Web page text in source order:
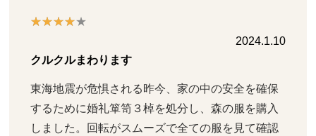
2024.1.10
クルクルまわります
東海地震が危惧される昨今、家の中の安全を確保
するために婚礼箪笥３棹を処分し、森の服を購入
しました。回転がスムーズで全ての服を見て確認